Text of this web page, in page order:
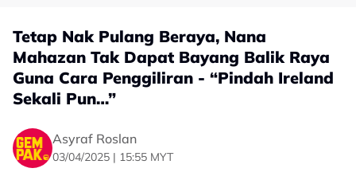
Tetap Nak Pulang Beraya, Nana
Mahazan Tak Dapat Bayang Balik Raya
Guna Cara Penggiliran - “Pindah Ireland
Sekali Pun…”
Asyraf Roslan
03/04/2025 | 15:55 MYT